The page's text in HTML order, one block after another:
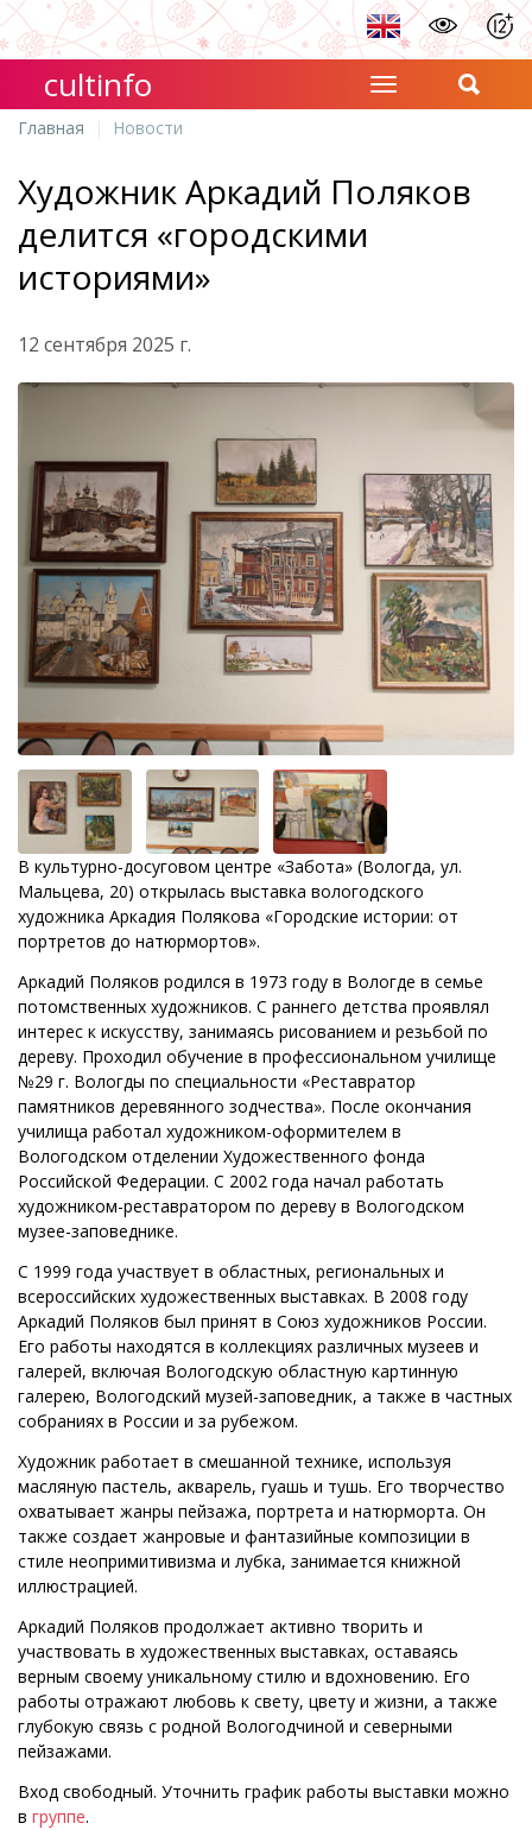
cultinfo
Главная Новости
Художник Аркадий Поляков
делится «городскими
историями»
12 сентября 2025 г.
В культурно-досуговом центре «Забота» (Вологда, ул.
Мальцева, 20) открылась выставка вологодского
художника Аркадия Полякова «Городские истории: от
портретов до натюрмортов».
Аркадий Поляков родился в 1973 году в Вологде в семье
потомственных художников. С раннего детства проявлял
интерес к искусству, занимаясь рисованием и резьбой по
дереву. Проходил обучение в профессиональном училище
№29 г. Вологды по специальности «Реставратор
памятников деревянного зодчества». После окончания
училища работал художником-оформителем в
Вологодском отделении Художественного фонда
Российской Федерации. С 2002 года начал работать
художником-реставратором по дереву в Вологодском
музее-заповеднике.
С 1999 года участвует в областных, региональных и
всероссийских художественных выставках. В 2008 году
Аркадий Поляков был принят в Союз художников России.
Его работы находятся в коллекциях различных музеев и
галерей, включая Вологодскую областную картинную
галерею, Вологодский музей-заповедник, а также в частных
собраниях в России и за рубежом.
Художник работает в смешанной технике, используя
масляную пастель, акварель, гуашь и тушь. Его творчество
охватывает жанры пейзажа, портрета и натюрморта. Он
также создает жанровые и фантазийные композиции в
стиле неопримитивизма и лубка, занимается книжной
иллюстрацией.
Аркадий Поляков продолжает активно творить и
участвовать в художественных выставках, оставаясь
верным своему уникальному стилю и вдохновению. Его
работы отражают любовь к свету, цвету и жизни, а также
глубокую связь с родной Вологодчиной и северными
пейзажами.
Вход свободный. Уточнить график работы выставки можно
в группе.